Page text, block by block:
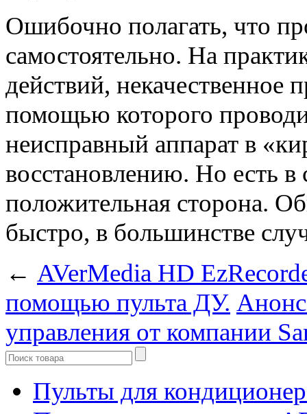
Ошибочно полагать, что
самостоятельно. На
действий, некачественное
помощью которого
неисправный аппарат в
восстановлению. Но есть
положительная сторона.
быстро, в большинстве
← AVerMedia HD
помощью пульта ДУ. Анонс
управления от компании
Пульты для